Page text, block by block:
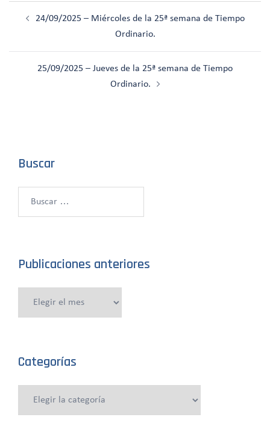
24/09/2025 – Miércoles de la 25ª semana de Tiempo
Ordinario.
25/09/2025 – Jueves de la 25ª semana de Tiempo
Ordinario.
Buscar
Publicaciones anteriores
Categorías